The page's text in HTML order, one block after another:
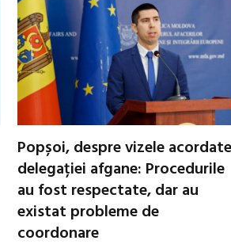
Popșoi, despre vizele acordate
delegației afgane: Procedurile
au fost respectate, dar au
existat probleme de
coordonare